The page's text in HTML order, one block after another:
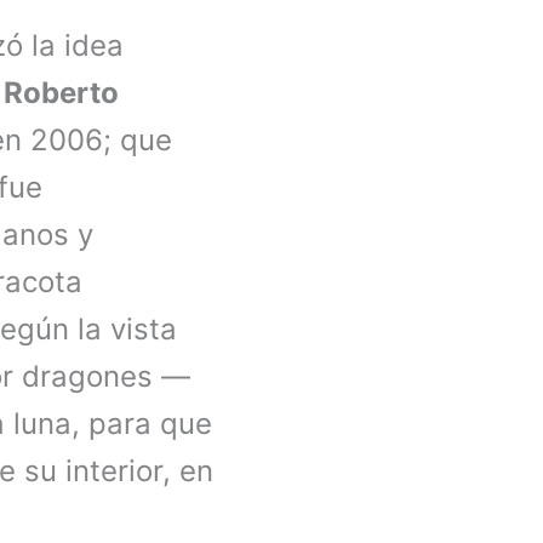
la idea
Roberto
2006; que
y
la vista
dragones —
para que
su interior, en